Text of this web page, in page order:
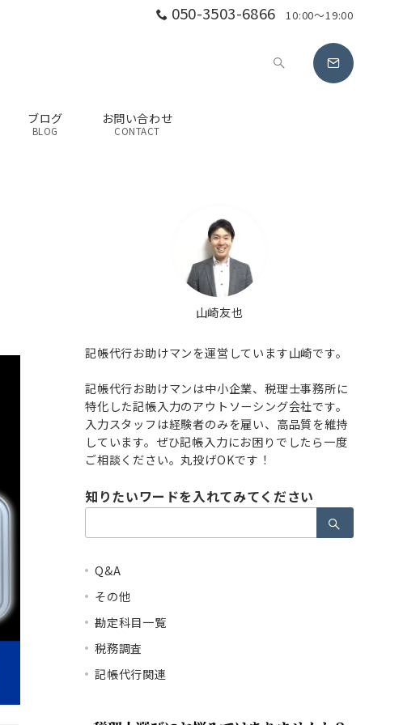
050-3503-6866 10:00～19:00
ブログ
BLOG
お問い合わせ
CONTACT
山崎友也
記帳代行お助けマンを運営しています山崎です。
記帳代行お助けマンは中小企業、税理士事務所に
特化した記帳入力のアウトソーシング会社です。
入力スタッフは経験者のみを雇い、高品質を維持
しています。ぜひ記帳入力にお困りでしたら一度
ご相談ください。丸投げOKです！
知りたいワードを入れてみてください
索：
Q&A
その他
勘定科目一覧
税務調査
記帳代行関連